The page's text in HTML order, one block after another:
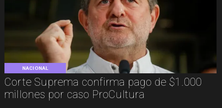
NACIONAL
Corte Suprema confirma pago de $1.000
millones por caso ProCultura